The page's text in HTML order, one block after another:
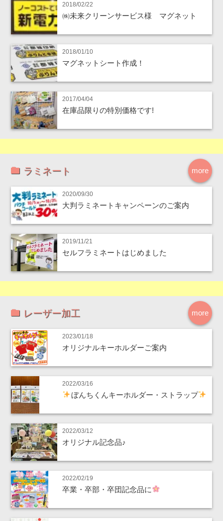
2018/02/22
㈱未来クリーンサービス様 マグネット
2018/01/10
マグネットシート作成！
2017/04/04
在庫品限りの特別価格です!
more
ラミネート
2020/09/30
大判ラミネートキャンペーンのご案内
2019/11/21
セルフラミネートはじめました
more
レーザー加工
2023/01/18
オリジナルキーホルダーご案内
2022/03/16
ぼんちくんキーホルダー・ストラップ
2022/03/12
オリジナル記念品♪
2022/02/19
卒業・卒部・卒団記念品に